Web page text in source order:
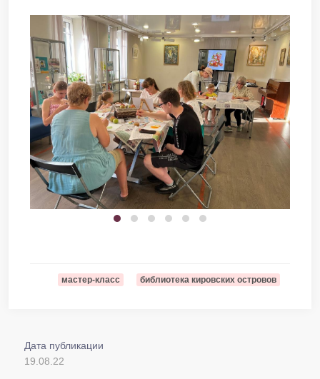
мастер-класс библиотека кировских островов
Дата публикации
19.08.22